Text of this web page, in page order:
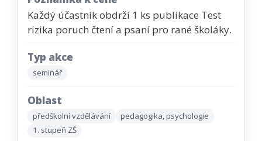
Každý účastník obdrží 1 ks publikace Test
rizika poruch čtení a psaní pro rané školáky.
Typ akce
seminář
Oblast
předškolní vzdělávání
pedagogika, psychologie
1. stupeň ZŠ